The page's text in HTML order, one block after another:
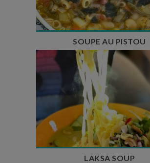
Nombre de couverts : 8
SOUPE AU PISTOU
Temps de préparation : 40 min
Temps de cuisson : 25 min
Nombre de couverts : 4
LAKSA SOUP